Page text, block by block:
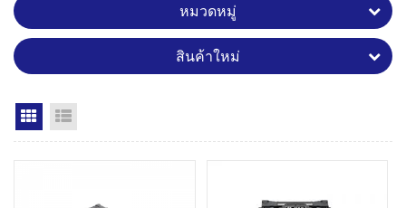
หมวดหมู่
สินค้าใหม่
Grid View